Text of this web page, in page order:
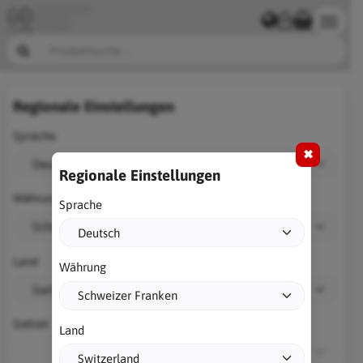
Regionale Einstellungen
Sprache
Währung
Land
Gebiet
✖
Regionale Einstellungen
Sprache
Währung
Land